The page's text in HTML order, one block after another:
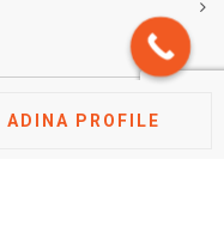
ADINA PROFILE